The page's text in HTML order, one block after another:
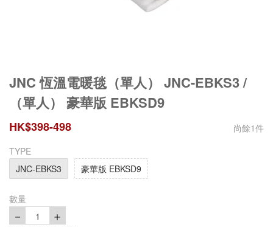
JNC 恆溫電暖毯（單人） JNC-EBKS3 /
（單人） 豪華版 EBKSD9
HK$398-498 尚餘1件
TYPE
JNC-EBKS3
豪華版 EBKSD9
數量
－ 1 ＋